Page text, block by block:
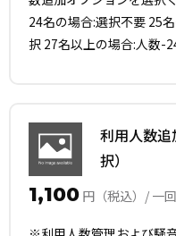
24名の場合:選択不要 25
択 27名以上の場合:人数-
利用人数
択）
1,100 円（税込）/ 一回